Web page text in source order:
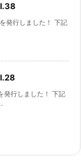
発行しました！ 下記
発行しました！ 下記